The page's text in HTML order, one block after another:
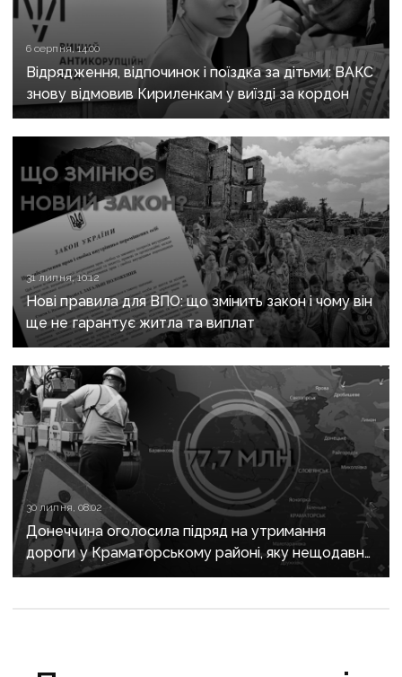
6 серпня, 14:00
Відрядження, відпочинок і поїздка за дітьми: ВАКС
знову відмовив Кириленкам у виїзді за кордон
31 липня, 10:12
Нові правила для ВПО: що змінить закон і чому він
ще не гарантує житла та виплат
30 липня, 08:02
Донеччина оголосила підряд на утримання
дороги у Краматорському районі, яку нещодавно
вже ремонтували